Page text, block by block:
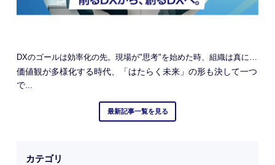
DXのゴールは効率化の先。現場が"思考"を始めた時、組織は真に進化する
価値観が多様化する時代、「はたらく未来」の形も決して一つ
で...
最新記事一覧を見る
カテゴリ